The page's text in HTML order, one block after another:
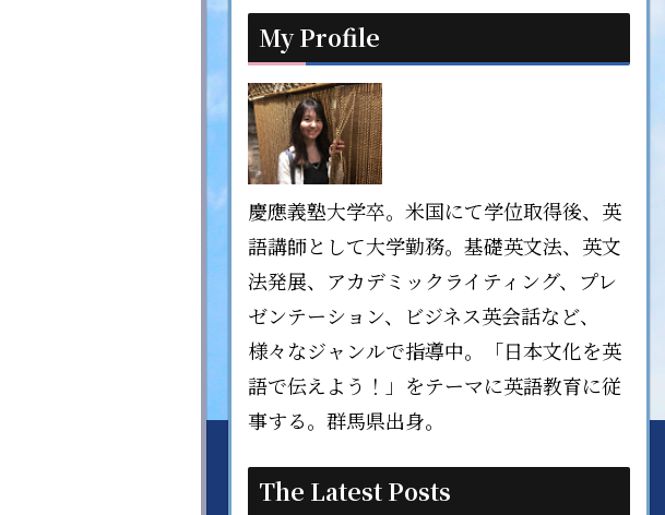
My Profile
慶應義塾大学卒。米国にて学位取得後、英
語講師として大学勤務。基礎英文法、英文
法発展、アカデミックライティング、プレ
ゼンテーション、ビジネス英会話など、
様々なジャンルで指導中。「日本文化を英
語で伝えよう！」をテーマに英語教育に従
事する。群馬県出身。
The Latest Posts